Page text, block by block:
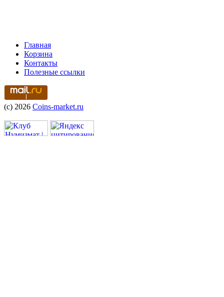
Главная
Корзина
Контакты
Полезные ссылки
(c) 2026 Coins-market.ru